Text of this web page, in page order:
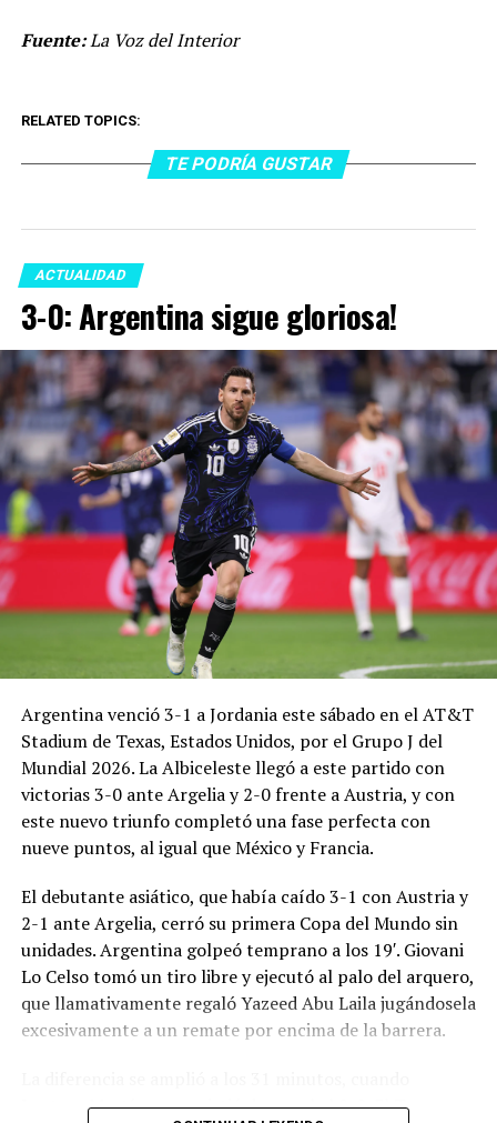
Fuente:La Voz del Interior
RELATED TOPICS:
TE PODRÍA GUSTAR
ACTUALIDAD
3-0: Argentina sigue gloriosa!
Argentina venció 3-1 a Jordania este sábado en el AT&T
Stadium de Texas, Estados Unidos, por el Grupo J del
Mundial 2026. La Albiceleste llegó a este partido con
victorias 3-0 ante Argelia y 2-0 frente a Austria, y con
este nuevo triunfo completó una fase perfecta con
nueve puntos, al igual que México y Francia.
El debutante asiático, que había caído 3-1 con Austria y
2-1 ante Argelia, cerró su primera Copa del Mundo sin
unidades. Argentina golpeó temprano a los 19′. Giovani
Lo Celso tomó un tiro libre y ejecutó al palo del arquero,
que llamativamente regaló Yazeed Abu Laila jugándosela
excesivamente a un remate por encima de la barrera.
Lautaro Martínez convirtió de penal el 2-0. El Toro